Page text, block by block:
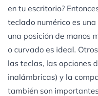
en tu escritorio?
teclado numérico es
una posición de manos
o curvado es ideal.
las teclas, las opciones
inalámbricas) y la
también son